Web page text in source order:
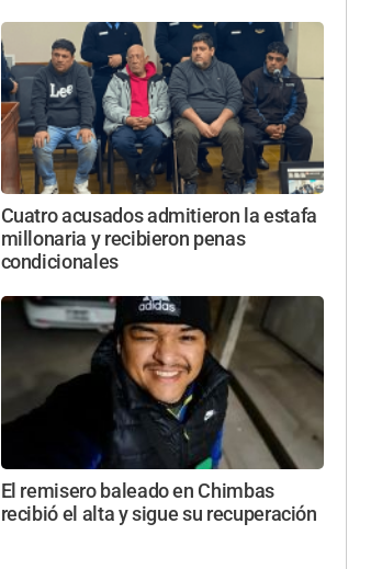
Cuatro acusados admitieron la estafa
millonaria y recibieron penas
condicionales
El remisero baleado en Chimbas
recibió el alta y sigue su recuperación